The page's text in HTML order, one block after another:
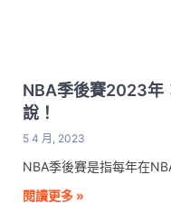
NBA季後賽2023年
說！
5 4 月, 2023
NBA季後賽是指每年在
閱讀更多 »